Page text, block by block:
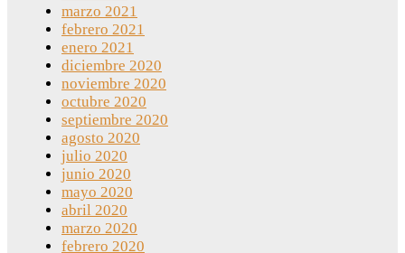
marzo 2021
febrero 2021
enero 2021
diciembre 2020
noviembre 2020
octubre 2020
septiembre 2020
agosto 2020
julio 2020
junio 2020
mayo 2020
abril 2020
marzo 2020
febrero 2020